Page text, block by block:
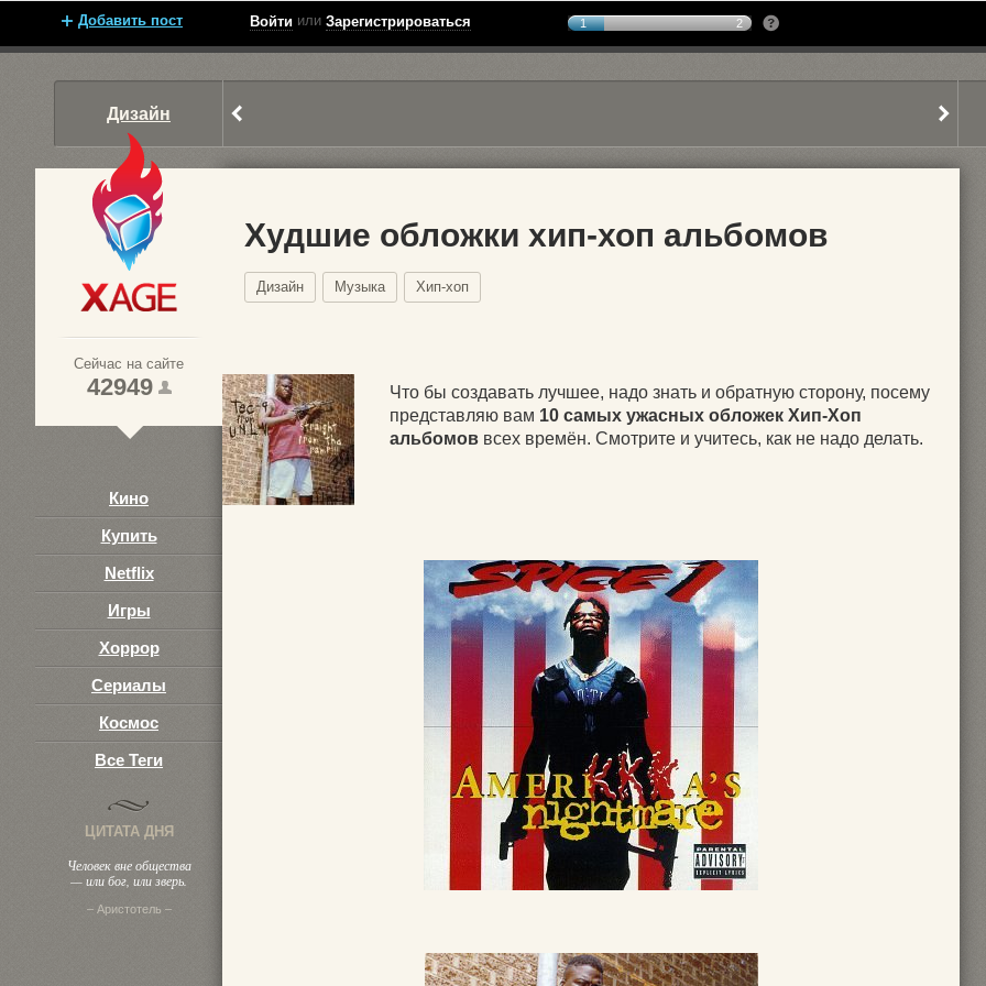
Добавить пост Войти или Зарегистрироваться 1 2
Дизайн
1
Сейчас на сайте
42949
Кино
Купить
Netflix
Игры
Хоррор
Сериалы
Космос
Все Теги
ЦИТАТА ДНЯ
Человек вне общества
— или бог, или зверь.
– Аристотель –
Худшие обложки хип-хоп альбомов
Дизайн Музыка Хип-хоп
Что бы создавать лучшее, надо знать и обратную сторону, посему
представляю вам 10 самых ужасных обложек Хип-Хоп
альбомов всех времён. Смотрите и учитесь, как не надо делать.